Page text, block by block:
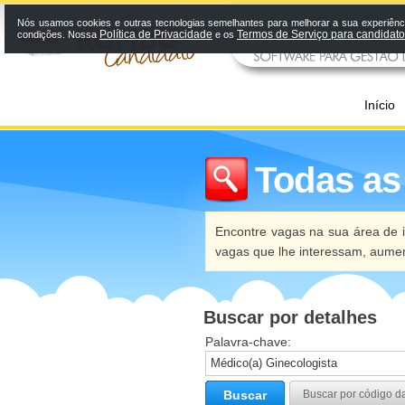
Início
Todas
Encontre vagas na sua área
vagas que lhe interessam,
Buscar por detalhes
Palavra-chave:
Buscar Buscar por código
Nós usamos cookies e outras tecnologias semelhantes para melhorar a sua
condições. Nossa Política de Privacidade e os Termos de Serviço para